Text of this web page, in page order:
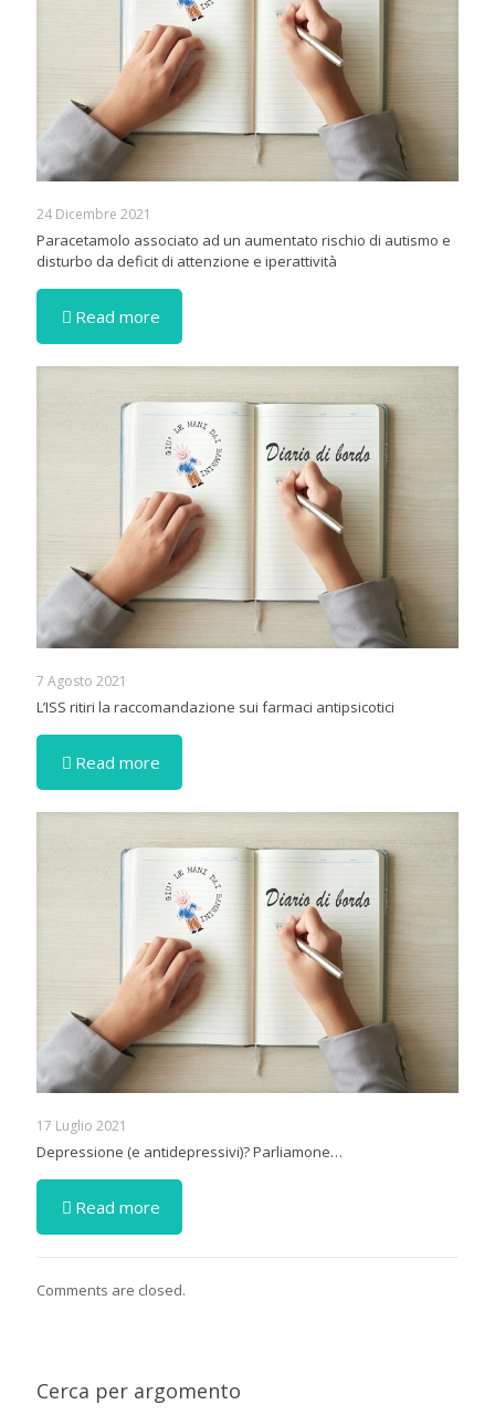
24 Dicembre 2021
Paracetamolo associato ad un aumentato rischio di autismo e
disturbo da deficit di attenzione e iperattività
Read more
7 Agosto 2021
L’ISS ritiri la raccomandazione sui farmaci antipsicotici
Read more
17 Luglio 2021
Depressione (e antidepressivi)? Parliamone…
Read more
Comments are closed.
Cerca per argomento